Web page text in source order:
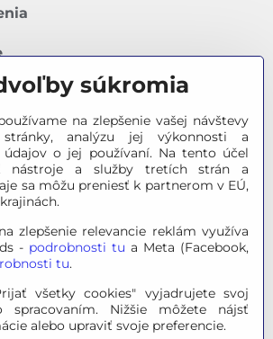
si vybrať
všetky práva vyhradené. Všetky logá a
súkromia
na zlepšenie vašej návštevy
analýzu jej výkonnosti a
údajov o jej používaní. Na tento účel
nástroje a služby tretích strán a
sa môžu preniesť k partnerom v EÚ,
zlepšenie relevancie reklám využíva
- podrobnosti tu a Meta (Facebook,
tu.
všetky cookies" vyjadrujete svoj
Nižšie môžete nájsť
alebo upraviť svoje preferencie.